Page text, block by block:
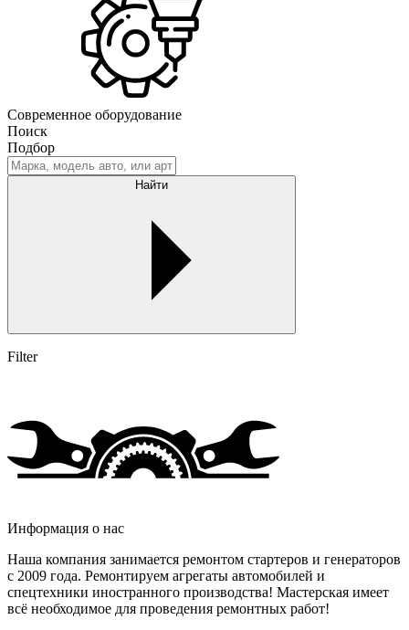
Современное оборудование
Поиск
Подбор
Найти
Filter
Информация о нас
Наша компания занимается ремонтом стартеров и генераторов
c 2009 года. Ремонтируем агрегаты автомобилей и
спецтехники иностранного производства! Мастерская имеет
всё необходимое для проведения ремонтных работ!